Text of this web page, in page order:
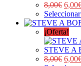
8,00€ 6,00
¡Oferta!
STEVE A
8,00€ 6,00